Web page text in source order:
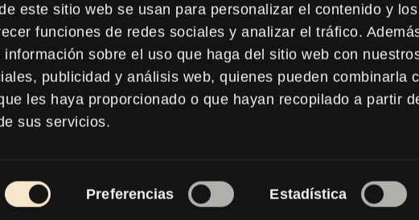
este sitio web se usan para personalizar el contenido y los
funciones de redes sociales y analizar el tráfico.
información sobre el uso que haga del sitio web con
publicidad y análisis web, quienes pueden combinarla
les haya proporcionado o que hayan recopilado a partir
sus servicios.
Preferencias Estadística
QUE SUS
SEAN
PIETRO POLIDORI.